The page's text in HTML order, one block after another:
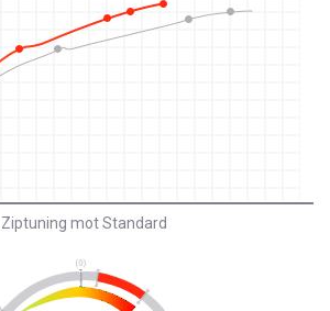
Ziptuning mot Standard